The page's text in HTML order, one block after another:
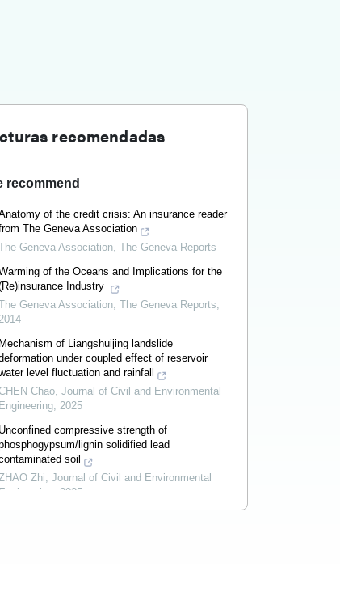
recomendadas
recommend
of the credit crisis: An insurance reader
The Geneva Association
Geneva Association, The Geneva Reports
of the Oceans and Implications for the
Industry
Geneva Association, The Geneva Reports,
Mechanism of Liangshuijing landslide
under coupled effect of reservoir
level fluctuation and rainfall
Chao, Journal of Civil and Environmental
Engineering, 2025
Unconfined compressive strength of
lignin solidified lead
soil
Zhi, Journal of Civil and Environmental
Engineering
2025